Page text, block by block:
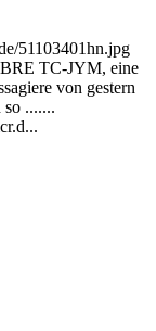
51103401hn.jpg
TC-JYM, eine
von gestern
.......